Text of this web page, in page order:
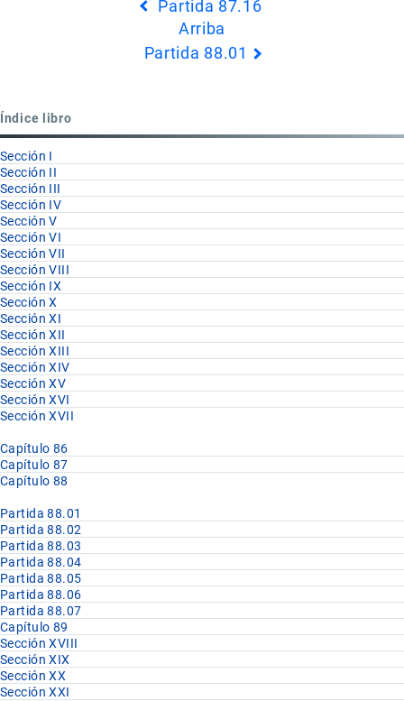
Partida 87.16
Arriba
Partida 88.01
Índice libro
Sección I
Sección II
Sección III
Sección IV
Sección V
Sección VI
Sección VII
Sección VIII
Sección IX
Sección X
Sección XI
Sección XII
Sección XIII
Sección XIV
Sección XV
Sección XVI
Sección XVII
Capítulo 86
Capítulo 87
Capítulo 88
Partida 88.01
Partida 88.02
Partida 88.03
Partida 88.04
Partida 88.05
Partida 88.06
Partida 88.07
Capítulo 89
Sección XVIII
Sección XIX
Sección XX
Sección XXI